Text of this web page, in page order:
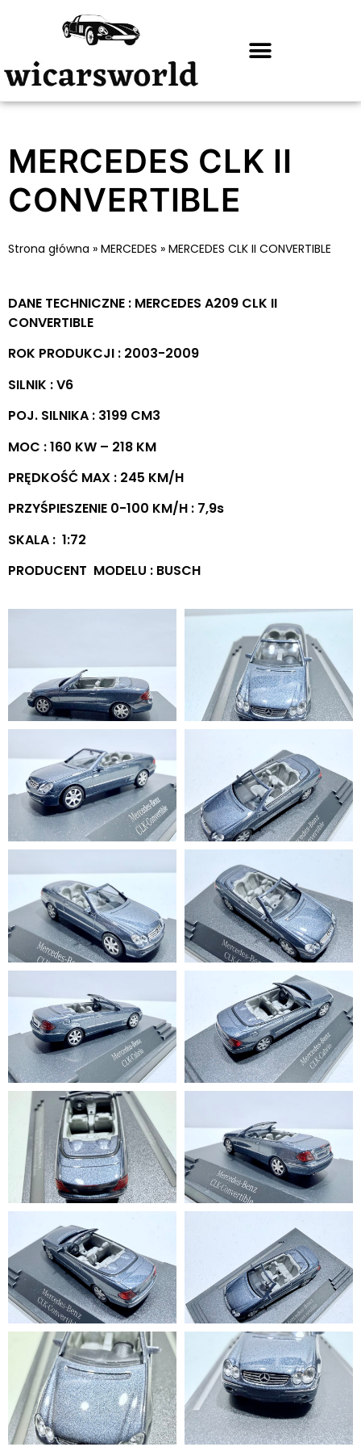
MERCEDES CLK II
CONVERTIBLE
Strona główna » MERCEDES » MERCEDES CLK II CONVERTIBLE
DANE TECHNICZNE : MERCEDES A209 CLK II
CONVERTIBLE
ROK PRODUKCJI : 2003-2009
SILNIK : V6
POJ. SILNIKA : 3199 CM3
MOC : 160 KW – 218 KM
PRĘDKOŚĆ MAX : 245 KM/H
PRZYŚPIESZENIE 0-100 KM/H : 7,9s
SKALA : 1:72
PRODUCENT MODELU : BUSCH